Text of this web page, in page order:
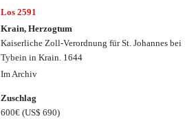
Los 2591
Krain, Herzogtum
Kaiserliche Zoll-Verordnung für St. Johannes bei
Tybein in Krain. 1644
Im Archiv
Zuschlag
600€(US$ 690)